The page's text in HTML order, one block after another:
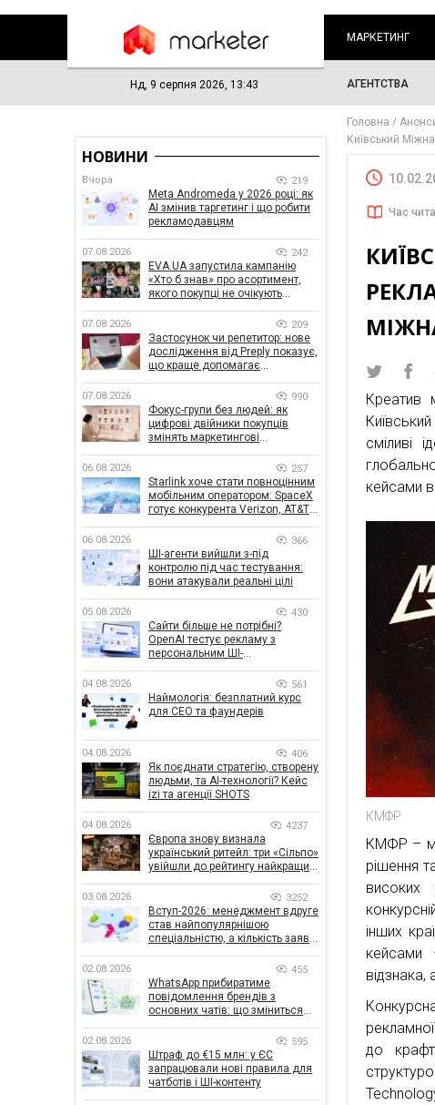
МАРКЕТИНГ
Нд, 9 серпня 2026, 13:43 АГЕНТСТВА
Головна
Київський
Час
Креатив
сміливі
кейсами в
КМФР
КМФР –
рішення
високих
інших
кейсами
відзнака,
до
НОВИНИ
Вчора 219
Meta Andromeda у 2026 році: як
AI змінив таргетинг і що робити
рекламодавцям
07.08.2026 242
EVA.UA запустила кампанію
«Хто б знав» про асортимент,
якого покупці не очікують
07.08.2026 209
Застосунок чи репетитор: нове
дослідження від Preply показує,
що краще допомагає
07.08.2026 990
Фокус-групи без людей: як
цифрові двійники покупців
змінять маркетингові
06.08.2026 257
Starlink хоче стати повноцінним
мобільним оператором: SpaceX
готує конкурента Verizon, AT&T і
06.08.2026 366
ШІ-агенти вийшли з-під
контролю під час тестування:
вони атакували реальні цілі
05.08.2026 430
Сайти більше не потрібні?
OpenAI тестує рекламу з
персональним ШІ-
04.08.2026 561
Наймологія: безплатний курс
для CEO та фаундерів
04.08.2026 406
Як поєднати стратегію, створену
людьми, та AI-технології? Кейс
izi та агенції SHOTS
04.08.2026 4237
Європа знову визнала
український ритейл: три «Сільпо»
увійшли до рейтингу найкращих
03.08.2026 3252
Вступ-2026: менеджмент вдруге
став найпопулярнішою
спеціальністю, а кількість заяв
02.08.2026 455
WhatsApp прибиратиме
повідомлення брендів з
основних чатів: що зміниться
02.08.2026 595
Штраф до €15 млн: у ЄС
запрацювали нові правила для
чатботів і ШІ-контенту